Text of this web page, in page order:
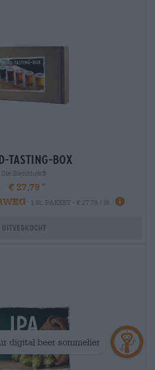
tasting-box
Die Bierothek®
€ 27,79
1 St. PAKKET - € 27,79 / St.
Uitverkocht